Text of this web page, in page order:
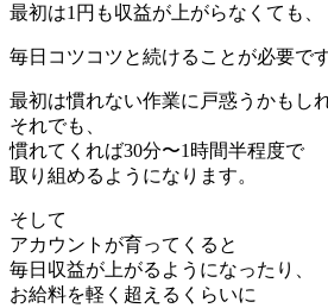
最初は1円も収益が上がらなくても、
毎日コツコツと続けることが必要です
最初は慣れない作業に戸惑うかもし
それでも、
慣れてくれば30分〜1時間半程度で
取り組めるようになります。
そして
アカウントが育ってくると
毎日収益が上がるようになったり、
お給料を軽く超えるくらいに